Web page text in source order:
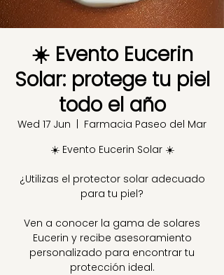
☀️ Evento Eucerin
Solar: protege tu piel
todo el año
Wed 17 Jun
Farmacia Paseo del Mar
☀️ Evento Eucerin Solar ☀️
¿Utilizas el protector solar adecuado
para tu piel?
Ven a conocer la gama de solares
Eucerin y recibe asesoramiento
personalizado para encontrar tu
protección ideal.